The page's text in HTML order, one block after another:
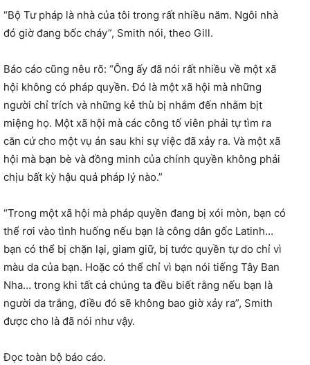
“Bộ Tư pháp là nhà của tôi trong rất nhiều năm. Ngôi nhà
đó giờ đang bốc cháy”, Smith nói, theo Gill.
Báo cáo cũng nêu rõ: “Ông ấy đã nói rất nhiều về một xã
hội không có pháp quyền. Đó là một xã hội mà những
người chỉ trích và những kẻ thù bị nhắm đến nhằm bịt ​​
miệng họ. Một xã hội mà các công tố viên phải tự tìm ra
căn cứ cho một vụ án sau khi sự việc đã xảy ra. Và một xã
hội mà bạn bè và đồng minh của chính quyền không phải
chịu bất kỳ hậu quả pháp lý nào.”
“Trong một xã hội mà pháp quyền đang bị xói mòn, bạn có
thể rơi vào tình huống nếu bạn là công dân gốc Latinh…
bạn có thể bị chặn lại, giam giữ, bị tước quyền tự do chỉ vì
màu da của bạn. Hoặc có thể chỉ vì bạn nói tiếng Tây Ban
Nha… trong khi tất cả chúng ta đều biết rằng nếu bạn là
người da trắng, điều đó sẽ không bao giờ xảy ra”, Smith
được cho là đã nói như vậy.
Đọc toàn bộ báo cáo.